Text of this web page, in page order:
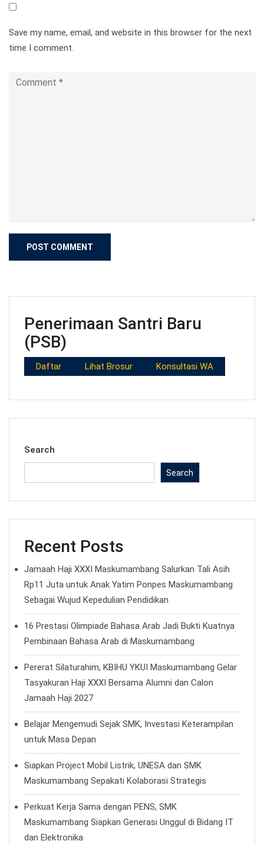
Save my name, email, and website in this browser for the next
time I comment.
Penerimaan Santri Baru
(PSB)
Daftar Lihat Brosur Konsultasi WA
Search
Search
Recent Posts
Jamaah Haji XXXI Maskumambang Salurkan Tali Asih
Rp11 Juta untuk Anak Yatim Ponpes Maskumambang
Sebagai Wujud Kepedulian Pendidikan
16 Prestasi Olimpiade Bahasa Arab Jadi Bukti Kuatnya
Pembinaan Bahasa Arab di Maskumambang
Pererat Silaturahim, KBIHU YKUI Maskumambang Gelar
Tasyakuran Haji XXXI Bersama Alumni dan Calon
Jamaah Haji 2027
Belajar Mengemudi Sejak SMK, Investasi Keterampilan
untuk Masa Depan
Siapkan Project Mobil Listrik, UNESA dan SMK
Maskumambang Sepakati Kolaborasi Strategis
Perkuat Kerja Sama dengan PENS, SMK
Maskumambang Siapkan Generasi Unggul di Bidang IT
dan Elektronika